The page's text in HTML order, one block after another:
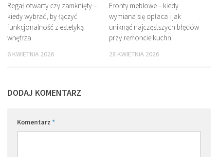
Regał otwarty czy zamknięty –
kiedy wybrać, by łączyć
funkcjonalność z estetyką
wnętrza
6 KWIETNIA 2026
Fronty meblowe – kiedy
wymiana się opłaca i jak
uniknąć najczęstszych błędów
przy remoncie kuchni
28 KWIETNIA 2026
DODAJ KOMENTARZ
Komentarz *